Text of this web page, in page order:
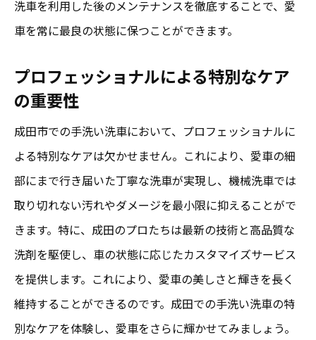
成田の手洗い洗車で愛車の美しさを引き出す
手洗い洗車で得られる車の艶と輝き
プロの技が引き出す洗車後の美しさ
地域で支持される手洗い洗車の理由
成田の手洗いサービスが提供する満足度
愛車のビジュアルを高める秘訣
成田で愛車を美しく保つための洗車方法
洗車を利用した後のメンテナンスを徹底することで、愛
車を常に最良の状態に保つことができます。
プロフェッショナルによる特別なケア
の重要性
成田市での手洗い洗車において、プロフェッショナルに
よる特別なケアは欠かせません。これにより、愛車の細
部にまで行き届いた丁寧な洗車が実現し、機械洗車では
取り切れない汚れやダメージを最小限に抑えることがで
きます。特に、成田のプロたちは最新の技術と高品質な
洗剤を駆使し、車の状態に応じたカスタマイズサービス
を提供します。これにより、愛車の美しさと輝きを長く
維持することができるのです。成田での手洗い洗車の特
別なケアを体験し、愛車をさらに輝かせてみましょう。